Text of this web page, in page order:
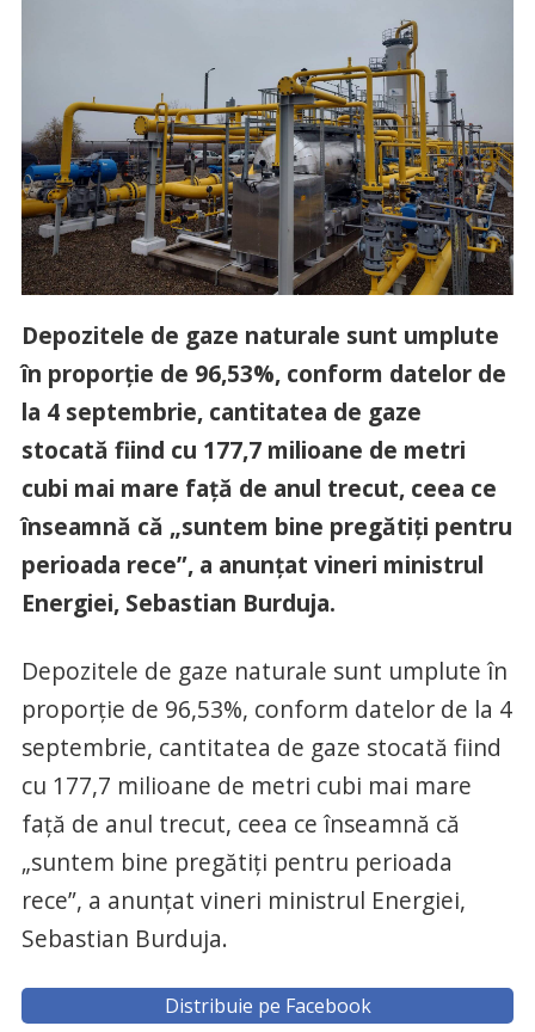
Depozitele de gaze naturale sunt umplute
în proporţie de 96,53%, conform datelor de
la 4 septembrie, cantitatea de gaze
stocată fiind cu 177,7 milioane de metri
cubi mai mare faţă de anul trecut, ceea ce
înseamnă că „suntem bine pregătiţi pentru
perioada rece”, a anunţat vineri ministrul
Energiei, Sebastian Burduja.
Depozitele de gaze naturale sunt umplute în
proporţie de 96,53%, conform datelor de la 4
septembrie, cantitatea de gaze stocată fiind
cu 177,7 milioane de metri cubi mai mare
faţă de anul trecut, ceea ce înseamnă că
„suntem bine pregătiţi pentru perioada
rece”, a anunţat vineri ministrul Energiei,
Sebastian Burduja.
Distribuie pe Facebook